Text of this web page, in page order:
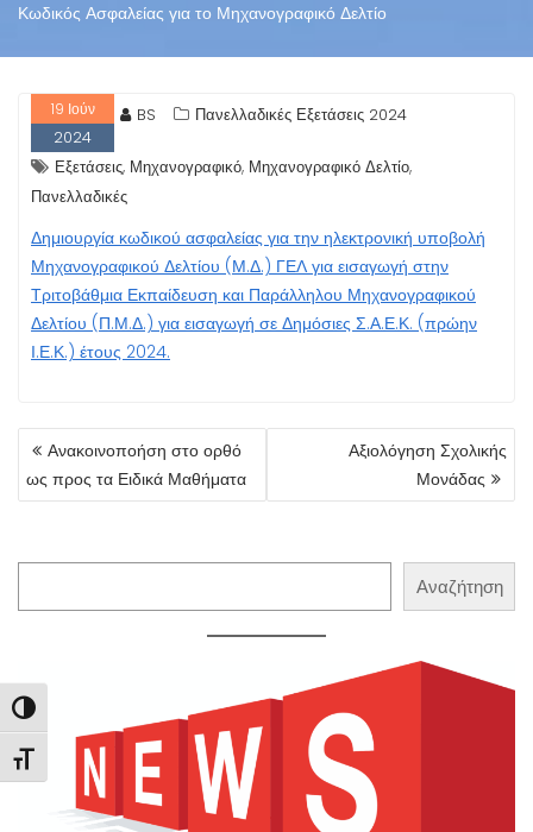
Εναλλαγή Υψηλής Αντίθεσης
Εναλλαγή Μεγέθους Γραμμάτων
Κωδικός Ασφαλείας για το Μηχανογραφικό Δελτίο
19 Ιούν
2024
BS Πανελλαδικές Εξετάσεις 2024
Εξετάσεις, Μηχανογραφικό, Μηχανογραφικό Δελτίο,
Πανελλαδικές
Δημιουργία κωδικού ασφαλείας για την ηλεκτρονική υποβολή
Μηχανογραφικού Δελτίου (Μ.Δ.) ΓΕΛ για εισαγωγή στην
Τριτοβάθμια Εκπαίδευση και Παράλληλου Μηχανογραφικού
Δελτίου (Π.Μ.Δ.) για εισαγωγή σε Δημόσιες Σ.Α.Ε.Κ. (πρώην
Ι.Ε.Κ.) έτους 2024.
ΠΛΟΉΓΗΣΗ
ΆΡΘΡΩΝ
Ανακοινοποήση στο ορθό
ως προς τα Ειδικά Μαθήματα
Αξιολόγηση Σχολικής
Μονάδας
Αναζήτηση